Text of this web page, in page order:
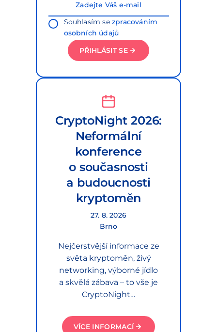
Souhlasím sezpracováním
osobních údajů
PŘIHLÁSIT SE
CryptoNight 2026:
Neformální
konference
o současnosti
a budoucnosti
kryptoměn
27. 8. 2026
Brno
Nejčerstvější informace ze
světa kryptoměn, živý
networking, výborné jídlo
a skvělá zábava – to vše je
CryptoNight…
VÍCE INFORMACÍ